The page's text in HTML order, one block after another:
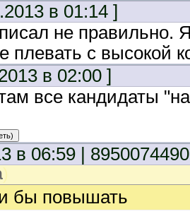
в 01:14 ]
не правильно.
плевать с высокой
в 02:00 ]
все кандидаты
в 06:59 |
)
бы повышать